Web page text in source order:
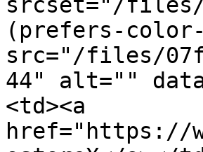
(prefers-color-
src="/files/
44" alt=""
<td><a
href="https://